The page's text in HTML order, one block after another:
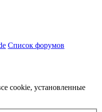
Список форумов
cookie, установленные